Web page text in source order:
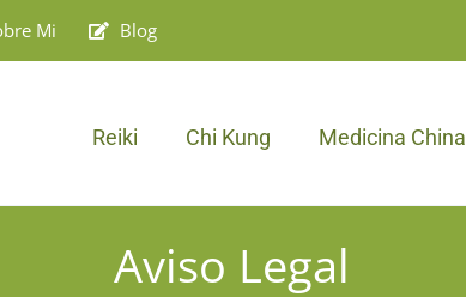
Mi Blog
Reiki Chi Kung Medicina China
Aviso Legal